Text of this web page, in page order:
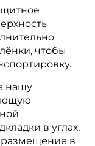
чтобы
нашу
в углах,
размещение в